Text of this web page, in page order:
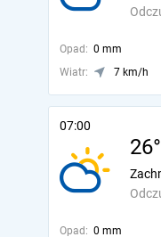
Opad: 0 mm
Wiatr:
7 km/h
07:00
Opad: 0 mm